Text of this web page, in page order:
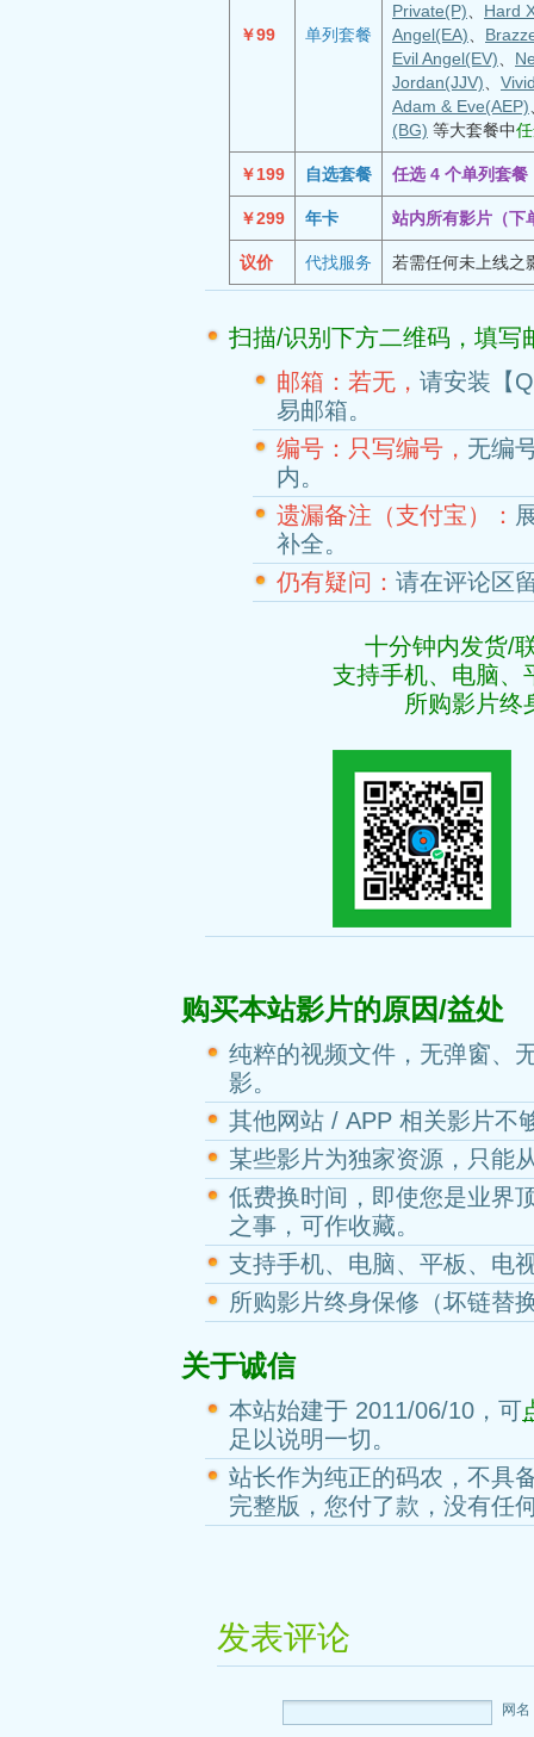
￥99 单列套餐
Private(P)、 Hard
Angel(EA)、
Evil Angel(EV)、
Jordan(JJV)、
Adam & Eve(AEP)
(BG) 等大套餐中
￥199 自选套餐 任选 4 个单列套餐
￥299 年卡 站内所有影片（下
议价 代找服务 若需任何未上线之
扫描/识别下方二维码，填写
邮箱：若无， 请安装【
易邮箱。
编号：只写编号， 无编
内。
遗漏备注（支付宝）：
补全。
仍有疑问： 请在评论区
十分钟内发货/
支持手机、电脑、
所购影片终
购买本站影片的原因/益处
纯粹的视频文件，无弹窗、
影。
其他网站 / APP 相关影片不
某些影片为独家资源，只能
低费换时间，即使您是业界
之事，可作收藏。
支持手机、电脑、平板、电
所购影片终身保修（坏链替
关于诚信
本站始建于 2011/06/10，可
足以说明一切。
站长作为纯正的码农，不具
完整版，您付了款，没有任
发表评论
网